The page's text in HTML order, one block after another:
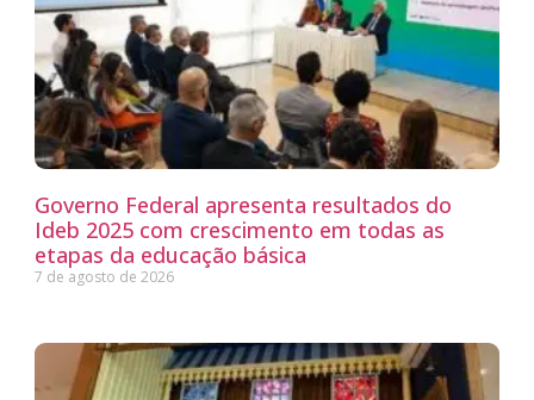
Governo Federal apresenta resultados do
Ideb 2025 com crescimento em todas as
etapas da educação básica
7 de agosto de 2026